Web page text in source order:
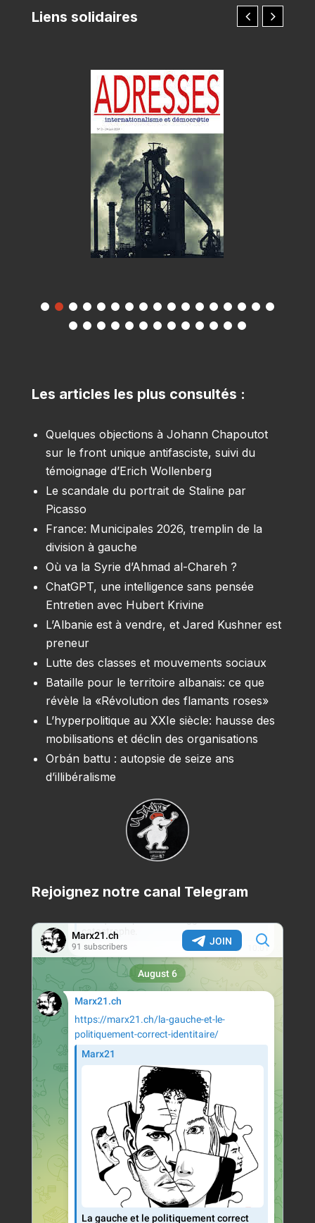
Liens solidaires
Les articles les plus consultés :
Quelques objections à Johann Chapoutot
sur le front unique antifasciste, suivi du
témoignage d’Erich Wollenberg
Le scandale du portrait de Staline par
Picasso
France: Municipales 2026, tremplin de la
division à gauche
Où va la Syrie d’Ahmad al-Chareh ?
ChatGPT, une intelligence sans pensée
Entretien avec Hubert Krivine
L’Albanie est à vendre, et Jared Kushner est
preneur
Lutte des classes et mouvements sociaux
Bataille pour le territoire albanais: ce que
révèle la «Révolution des flamants roses»
L’hyperpolitique au XXIe siècle: hausse des
mobilisations et déclin des organisations
Orbán battu : autopsie de seize ans
d’illibéralisme
Rejoignez notre canal Telegram